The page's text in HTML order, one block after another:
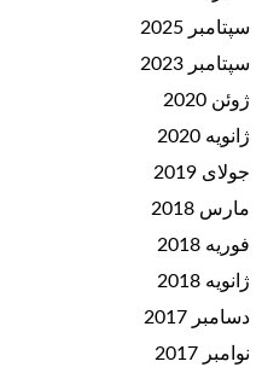
سپتامبر 2025
سپتامبر 2023
ژوئن 2020
ژانویه 2020
جولای 2019
مارس 2018
فوریه 2018
ژانویه 2018
دسامبر 2017
نوامبر 2017